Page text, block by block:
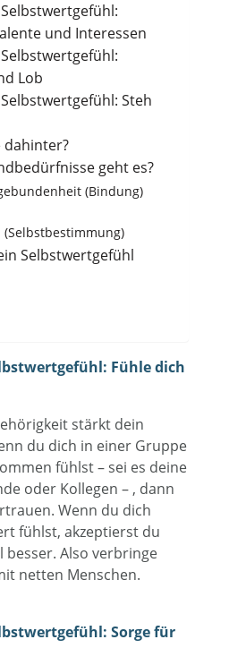
und Interessen
Lob
Steh
dahinter?
geht es?
(Bindung)
Selbstwertgefühl
Fühle dich
stärkt dein
du dich in einer Gruppe
fühlst – sei es deine
oder Kollegen – , dann
Wenn du dich
fühlst, akzeptierst du
besser. Also verbringe
mit netten Menschen.
Sorge für